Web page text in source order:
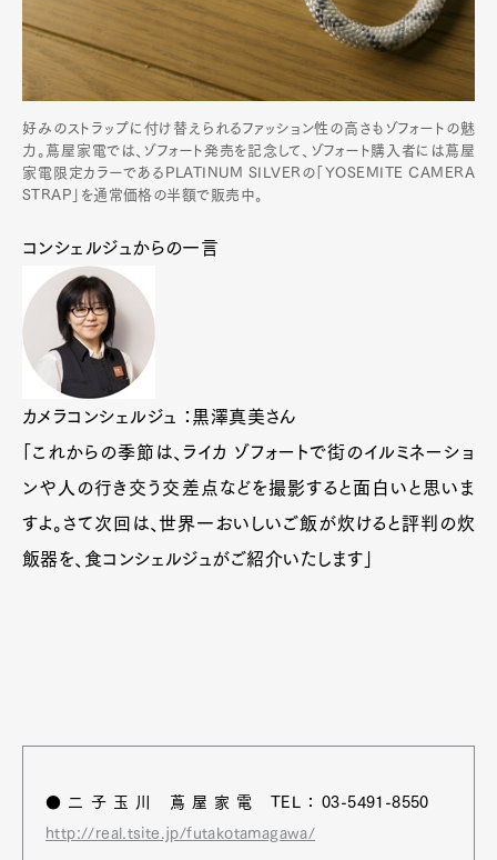
好みのストラップに付け替えられるファッション性の高さもゾフォートの魅
力。蔦屋家電では、ゾフォート発売を記念して、ゾフォート購入者には蔦屋
家電限定カラーであるPLATINUM SILVERの「YOSEMITE CAMERA
STRAP」を通常価格の半額で販売中。
コンシェルジュからの一言
カメラコンシェルジュ ：黒澤真美さん
「これからの季節は、ライカ ゾフォートで街のイルミネーショ
ンや人の行き交う交差点などを撮影すると面白いと思いま
すよ。さて次回は、世界一おいしいご飯が炊けると評判の炊
飯器を、食コンシェルジュがご紹介いたします」
●二子玉川 蔦屋家電 TEL：03-5491-8550
http://real.tsite.jp/futakotamagawa/